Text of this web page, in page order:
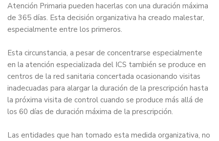
Atención Primaria pueden hacerlas con una duración máxima
de 365 días. Esta decisión organizativa ha creado malestar,
especialmente entre los primeros.
Esta circunstancia, a pesar de concentrarse especialmente
en la atención especializada del ICS también se produce en
centros de la red sanitaria concertada ocasionando visitas
inadecuadas para alargar la duración de la prescripción hasta
la próxima visita de control cuando se produce más allá de
los 60 días de duración máxima de la prescripción.
Las entidades que han tomado esta medida organizativa, no